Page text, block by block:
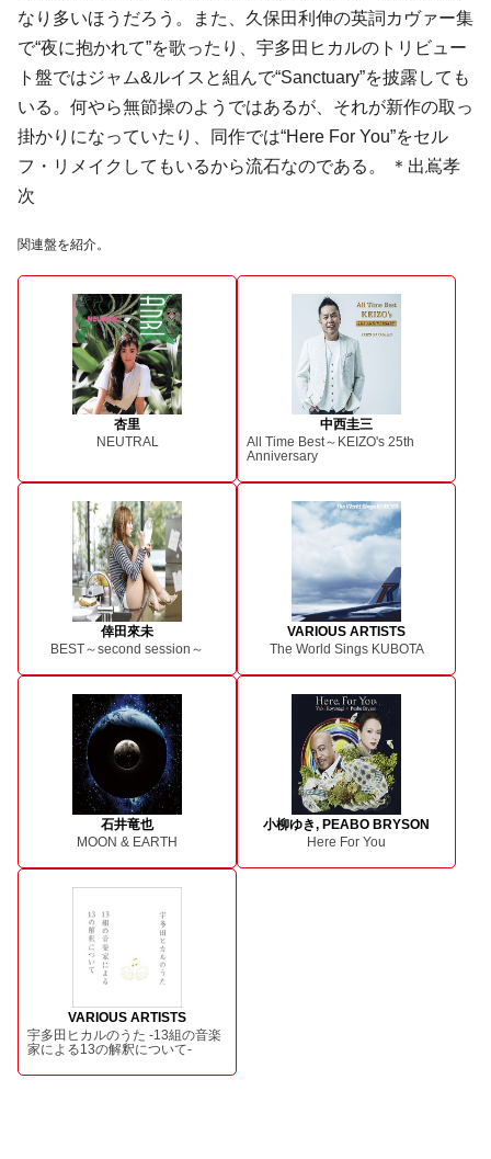
なり多いほうだろう。また、久保田利伸の英詞カヴァー集
で“夜に抱かれて”を歌ったり、宇多田ヒカルのトリビュー
ト盤ではジャム&ルイスと組んで“Sanctuary”を披露しても
いる。何やら無節操のようではあるが、それが新作の取っ
掛かりになっていたり、同作では“Here For You”をセル
フ・リメイクしてもいるから流石なのである。 ＊出嶌孝
次
関連盤を紹介。
杏里
NEUTRAL
中西圭三
All Time Best～KEIZO's 25th
Anniversary
倖田來未
BEST～second session～
VARIOUS ARTISTS
The World Sings KUBOTA
石井竜也
MOON & EARTH
小柳ゆき, PEABO BRYSON
Here For You
VARIOUS ARTISTS
宇多田ヒカルのうた -13組の音楽
家による13の解釈について-